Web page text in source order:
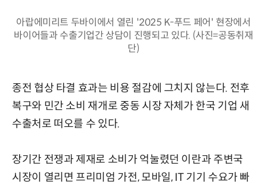
아랍에미리트 두바이에서 열린 '2025 K-푸드 페어' 현장에서
바이어들과 수출기업간 상담이 진행되고 있다. (사진=공동취재
단)
종전 협상 타결 효과는 비용 절감에 그치지 않는다. 전후
복구와 민간 소비 재개로 중동 시장 자체가 한국 기업 새
수출처로 떠오를 수 있다.
장기간 전쟁과 제재로 소비가 억눌렸던 이란과 주변국
시장이 열리면 프리미엄 가전, 모바일, IT 기기 수요가 빠